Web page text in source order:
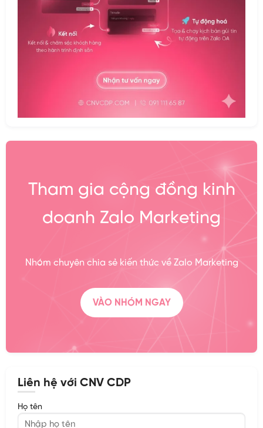
Tham gia cộng đồng kinh
doanh Zalo Marketing
Nhóm chuyên chia sẻ kiến thức về Zalo Marketing
VÀO NHÓM NGAY
Liên hệ với CNV CDP
Họ tên